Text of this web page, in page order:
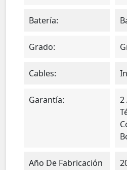
Batería:
Grado:
Cables:
Garantía:
2
Año De Fabricación